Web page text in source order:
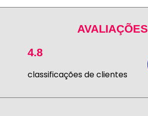
AVALIAÇÕES
4.8
classificações de clientes